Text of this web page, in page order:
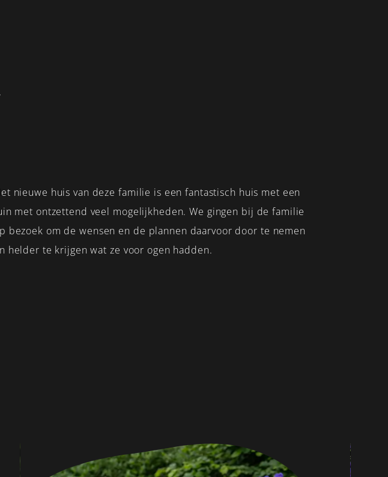
nieuwe huis van deze familie is een fantastisch huis met een
met ontzettend veel mogelijkheden. We gingen bij de familie
bezoek om de wensen en de plannen daarvoor door te nemen
helder te krijgen wat ze voor ogen hadden.